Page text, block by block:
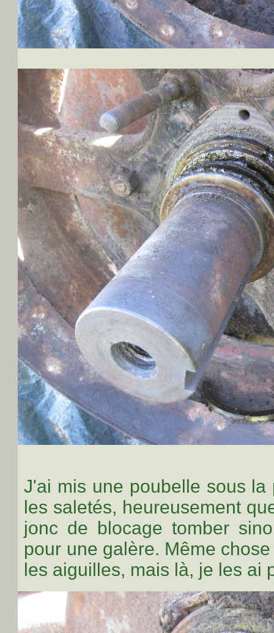
J'ai mis une poubelle sous la
les saletés, heureusement
jonc de blocage tomber
pour une galère. Même
les aiguilles, mais là, je les ai